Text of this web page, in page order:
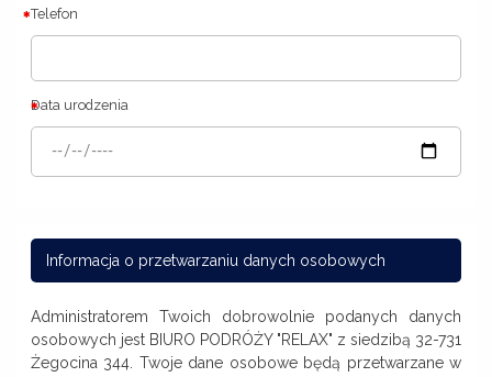
Telefon
Data urodzenia
Informacja o przetwarzaniu danych osobowych
Administratorem Twoich dobrowolnie podanych danych
osobowych jest BIURO PODRÓŻY "RELAX" z siedzibą 32-731
Żegocina 344. Twoje dane osobowe będą przetwarzane w